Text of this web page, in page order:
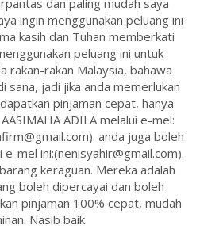
dan paling mudah saya
ingin menggunakan peluang ini
kasih dan Tuhan memberkati
peluang ini untuk
rakan-rakan Malaysia, bahawa
sana, jadi jika anda memerlukan
pinjaman cepat, hanya
ADILA melalui e-mel:
anda juga boleh
mel ini:(nenisyahir@gmail.com).
keraguan. Mereka adalah
boleh dipercayai dan boleh
pinjaman 100% cepat, mudah
Nasib baik